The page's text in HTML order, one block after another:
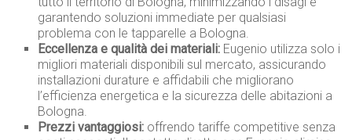
garantendo soluzioni immediate per qualsiasi
problema con le tapparelle a Bologna.
Eccellenza e qualità dei materiali: Eugenio utilizza solo i
migliori materiali disponibili sul mercato, assicurando
installazioni durature e affidabili che migliorano
l’efficienza energetica e la sicurezza delle abitazioni a
Bologna.
Prezzi vantaggiosi: offrendo tariffe competitive senza